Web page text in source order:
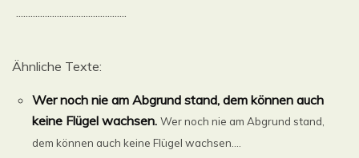
..............................................
Ähnliche Texte:
Wer noch nie am Abgrund stand, dem können auch
keine Flügel wachsen. Wer noch nie am Abgrund stand,
dem können auch keine Flügel wachsen....